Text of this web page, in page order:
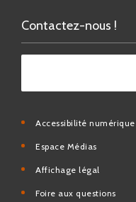
Accessibilité numérique